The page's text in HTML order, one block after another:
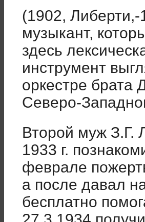
(1902,
музыкант,
здесь
инструмент
оркестре брата
Северо-
Второй муж З.Г.
1933 г.
феврале
а после давал
бесплатно